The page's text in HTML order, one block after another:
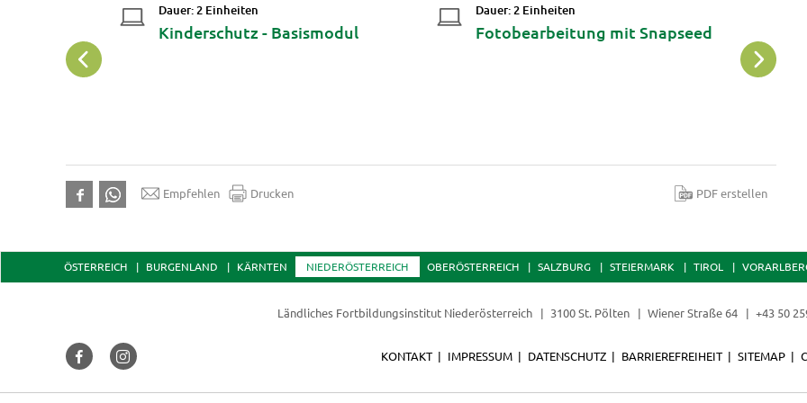
am Hof"
Dauer: 2 Einheiten
Kinderschutz - Basismodul
Dauer: 2 Einheiten
Fotobearbeitung mit Snapseed
Empfehlen Drucken PDF erstellen
ÖSTERREICH BURGENLAND KÄRNTEN NIEDERÖSTERREICH OBERÖSTERREICH SALZBURG STEIERMARK TIROL
Ländliches Fortbildungsinstitut Niederösterreich 3100 St. Pölten Wiener Straße 64 +43 50
KONTAKT IMPRESSUM DATENSCHUTZ BARRIEREFREIHEIT SITEMAP